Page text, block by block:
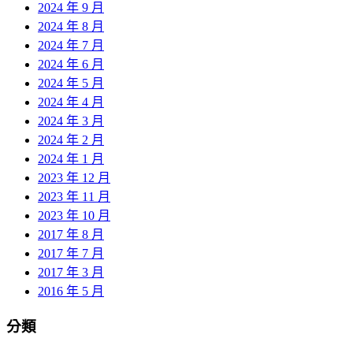
2024 年 9 月
2024 年 8 月
2024 年 7 月
2024 年 6 月
2024 年 5 月
2024 年 4 月
2024 年 3 月
2024 年 2 月
2024 年 1 月
2023 年 12 月
2023 年 11 月
2023 年 10 月
2017 年 8 月
2017 年 7 月
2017 年 3 月
2016 年 5 月
分類